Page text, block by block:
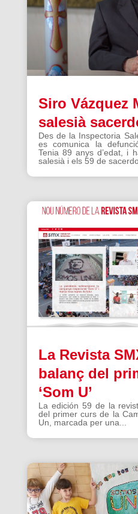
Siro Vázquez
salesià
Des de la Inspectoria
es comunica la
Tenia 89 anys d’edat, i
salesià i els 59 de
La Revista
balanç del
‘Som U’
La edición 59 de la
del primer curs de la
Un, marcada per una...